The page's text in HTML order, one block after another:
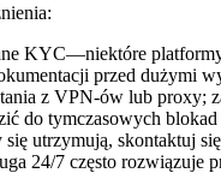
KYC—niektóre
przed dużymi
z VPN-ów lub proxy;
do tymczasowych blokad
utrzymują, skontaktuj się
24/7 często rozwiązuje